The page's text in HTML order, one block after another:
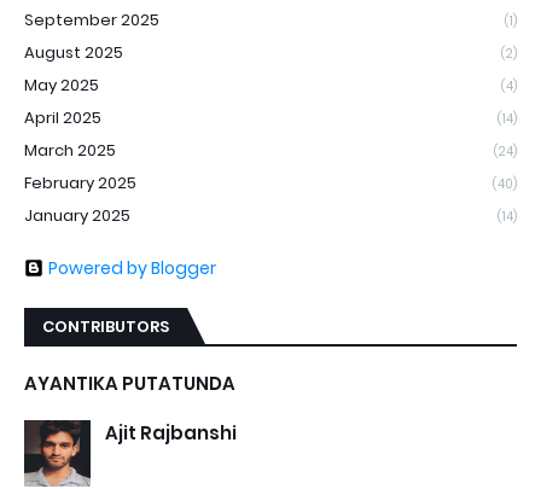
September 2025 (1)
August 2025 (2)
May 2025 (4)
April 2025 (14)
March 2025 (24)
February 2025 (40)
January 2025 (14)
Powered by Blogger
CONTRIBUTORS
AYANTIKA PUTATUNDA
Ajit Rajbanshi